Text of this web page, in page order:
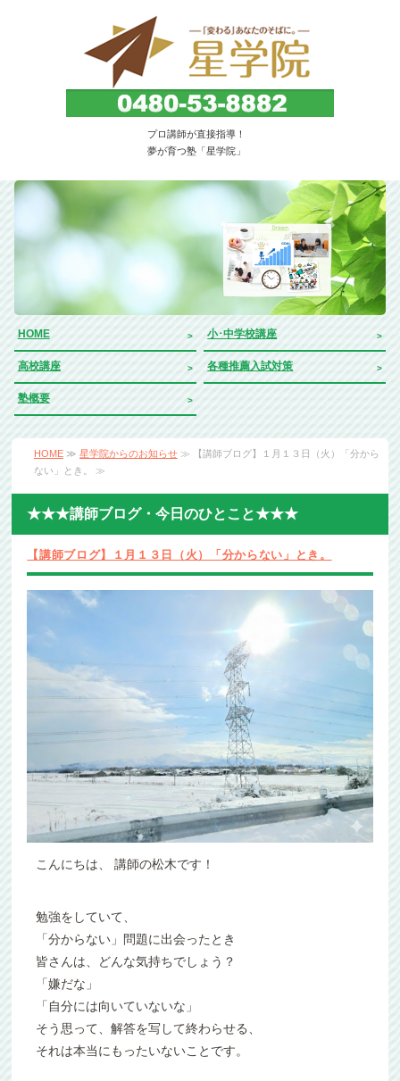
子どもを育てる・伸ばす教育塾。埼玉県久喜市
｜星学院
プロ講師が直接指導！
夢が育つ塾「星学院」
HOME 小･中学校講座
高校講座 各種推薦入試対策
塾概要
HOME≫ 星学院からのお知らせ≫ 【講師ブログ】１月１３日（火）「分から
ない」とき。 ≫
★★★講師ブログ・今日のひとこと★★★
【講師ブログ】１月１３日（火）「分からない」とき。
こんにちは、 講師の松木です！
勉強をしていて、
「分からない」問題に出会ったとき
皆さんは、どんな気持ちでしょう？
「嫌だな」
「自分には向いていないな」
そう思って、解答を写して終わらせる、
それは本当にもったいないことです。